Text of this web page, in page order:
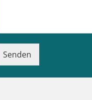
Senden